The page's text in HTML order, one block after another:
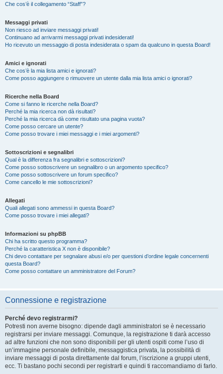
Che cos’è il collegamento “Staff”?
Messaggi privati
Non riesco ad inviare messaggi privati!
Continuano ad arrivarmi messaggi privati indesiderati!
Ho ricevuto un messaggio di posta indesiderata o spam da qualcuno in questa Board!
Amici e ignorati
Che cos’è la mia lista amici e ignorati?
Come posso aggiungere o rimuovere un utente dalla mia lista amici o ignorati?
Ricerche nella Board
Come si fanno le ricerche nella Board?
Perché la mia ricerca non dà risultati?
Perché la mia ricerca dà come risultato una pagina vuota?
Come posso cercare un utente?
Come posso trovare i miei messaggi e i miei argomenti?
Sottoscrizioni e segnalibri
Qual è la differenza fra segnalibri e sottoscrizioni?
Come posso sottoscrivere un segnalibro o un argomento specifico?
Come posso sottoscrivere un forum specifico?
Come cancello le mie sottoscrizioni?
Allegati
Quali allegati sono ammessi in questa Board?
Come posso trovare i miei allegati?
Informazioni su phpBB
Chi ha scritto questo programma?
Perché la caratteristica X non è disponibile?
Chi devo contattare per segnalare abusi e/o per questioni d’ordine legale concernenti
questa Board?
Come posso contattare un amministratore del Forum?
Connessione e registrazione
Perché devo registrarmi?
Potresti non averne bisogno: dipende dagli amministratori se è necessario
registrarsi per inviare messaggi. Comunque, la registrazione ti darà accesso
ad altre funzioni che non sono disponibili per gli utenti ospiti come l’uso di
un’immagine personale definibile, messaggistica privata, la possibilità di
inviare messaggi di posta direttamente dal forum, l’iscrizione a gruppi utenti,
ecc. Ti bastano pochi secondi per registrarti e quindi ti raccomandiamo di farlo.